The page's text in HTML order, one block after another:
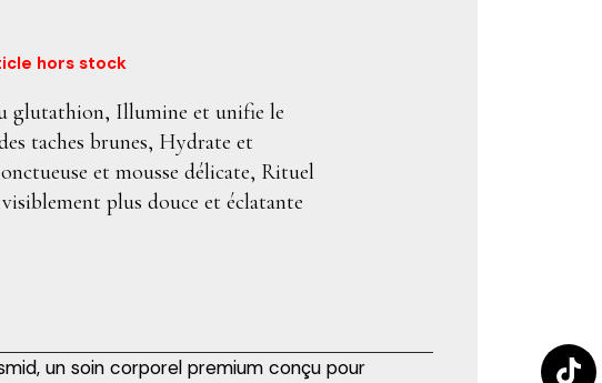
hors stock
glutathion, Illumine et unifie le
taches brunes, Hydrate et
et mousse délicate, Rituel
plus douce et éclatante
un soin corporel premium conçu pour